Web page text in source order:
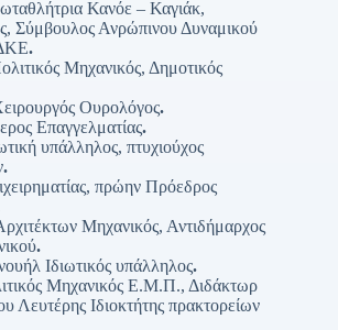
Κανόε – Καγιάκ,
Σύμβουλος Ανρώπινου Δυναμικού
.
Μηχανικός, Δημοτικός
Ουρολόγος.
Επαγγελματίας.
υπάλληλος, πτυχιούχος
.
πρώην Πρόεδρος
Μηχανικός, Αντιδήμαρχος
.
Ιδιωτικός υπάλληλος.
Μηχανικός Ε.Μ.Π., Διδάκτωρ
Ιδιοκτήτης πρακτορείων